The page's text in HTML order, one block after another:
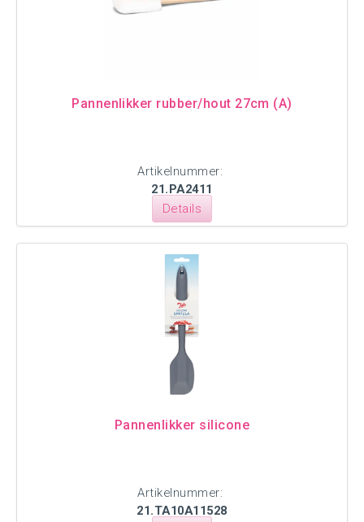
Pannenlikker rubber/hout 27cm (A)
Artikelnummer:
21.PA2411
Details
Pannenlikker silicone
Artikelnummer:
21.TA10A11528